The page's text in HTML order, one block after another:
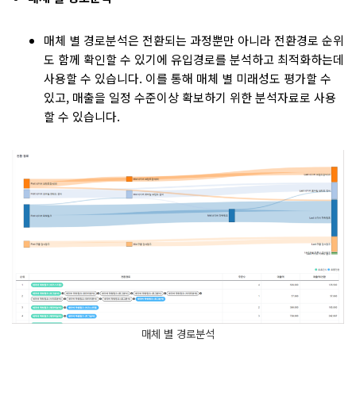
매체 별 경로분석은 전환되는 과정뿐만 아니라 전환경로 순위
도 함께 확인할 수 있기에 유입경로를 분석하고 최적화하는데
사용할 수 있습니다. 이를 통해 매체 별 미래성도 평가할 수
있고, 매출을 일정 수준이상 확보하기 위한 분석자료로 사용
할 수 있습니다.
매체 별 경로분석